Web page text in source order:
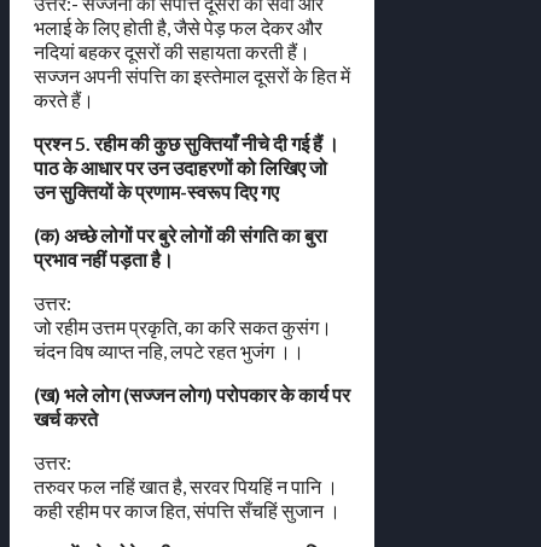
भलाई के लिए होती है, जैसे पेड़ फल देकर और
नदियां बहकर दूसरों की सहायता करती हैं।
सज्जन अपनी संपत्ति का इस्तेमाल दूसरों के हित में
करते हैं।
प्रश्न 5. रहीम की कुछ सुक्तियाँ नीचे दी गई हैं ।
पाठ के आधार पर उन उदाहरणों को लिखिए जो
उन सुक्तियों के प्रणाम-स्वरूप दिए गए
(क) अच्छे लोगों पर बुरे लोगों की संगति का बुरा
प्रभाव नहीं पड़ता है।
उत्तर:
जो रहीम उत्तम प्रकृति, का करि सकत कुसंग।
चंदन विष व्याप्त नहि, लपटे रहत भुजंग ।।
(ख) भले लोग (सज्जन लोग) परोपकार के कार्य पर
खर्च करते
उत्तर:
तरुवर फल नहिं खात है, सरवर पियहिं न पानि ।
कही रहीम पर काज हित, संपत्ति सँचहिं सुजान ।